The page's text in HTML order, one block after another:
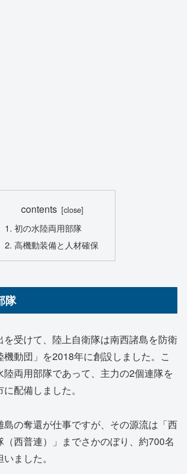
contents
初の水陸両用部隊
高機動装備と人材確保
隊
を受けて、陸上自衛隊は南西諸島を防衛
動団」を2018年に創設しました。こ
両用部隊であって、主力の2個連隊を
配備しました。
島の奪還が仕事ですが、その源流は「西
西普連）」までさかのぼり、約700名
ました。